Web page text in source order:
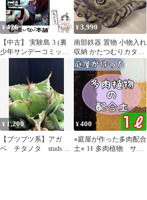
¥ 426
【中古】 実験島 3 (裏
少年サンデーコミック
¥3,990
南部鉄器 置物 小物入れ
収納 かたつむりカタツ
ムリ 葉っぱ 葉 鉄 岩鋳
¥ 1,200
【ブツブツ系】アガ
ベ チタノタ studs 子
¥400
⭐︎庭屋が作った多肉配合
土⭐︎ 1ℓ 多肉植物 サボ